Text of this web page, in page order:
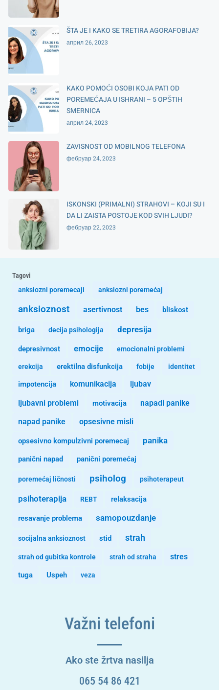
ŠTA JE I KAKO SE TRETIRA AGORAFOBIJA?
април 26, 2023
KAKO POMOĆI OSOBI KOJA PATI OD
POREMEĆAJA U ISHRANI – 5 OPŠTIH
SMERNICA
април 24, 2023
ZAVISNOST OD MOBILNOG TELEFONA
фебруар 24, 2023
ISKONSKI (PRIMALNI) STRAHOVI – KOJI SU I
DA LI ZAISTA POSTOJE KOD SVIH LJUDI?
фебруар 22, 2023
Tagovi
anksiozni poremecaji
anksiozni poremećaj
anksioznost asertivnost bes bliskost
briga decija psihologija depresija
depresivnost emocije emocionalni problemi
erekcija erektilna disfunkcija fobije identitet
impotencija komunikacija ljubav
ljubavni problemi motivacija napadi panike
napad panike opsesivne misli
opsesivno kompulzivni poremecaj panika
panični napad panični poremećaj
poremećaj ličnosti psiholog psihoterapeut
psihoterapija REBT relaksacija
resavanje problema samopouzdanje
socijalna anksioznost stid strah
strah od gubitka kontrole strah od straha stres
tuga Uspeh veza
Važni telefoni
Ako ste žrtva nasilja
065 54 86 421